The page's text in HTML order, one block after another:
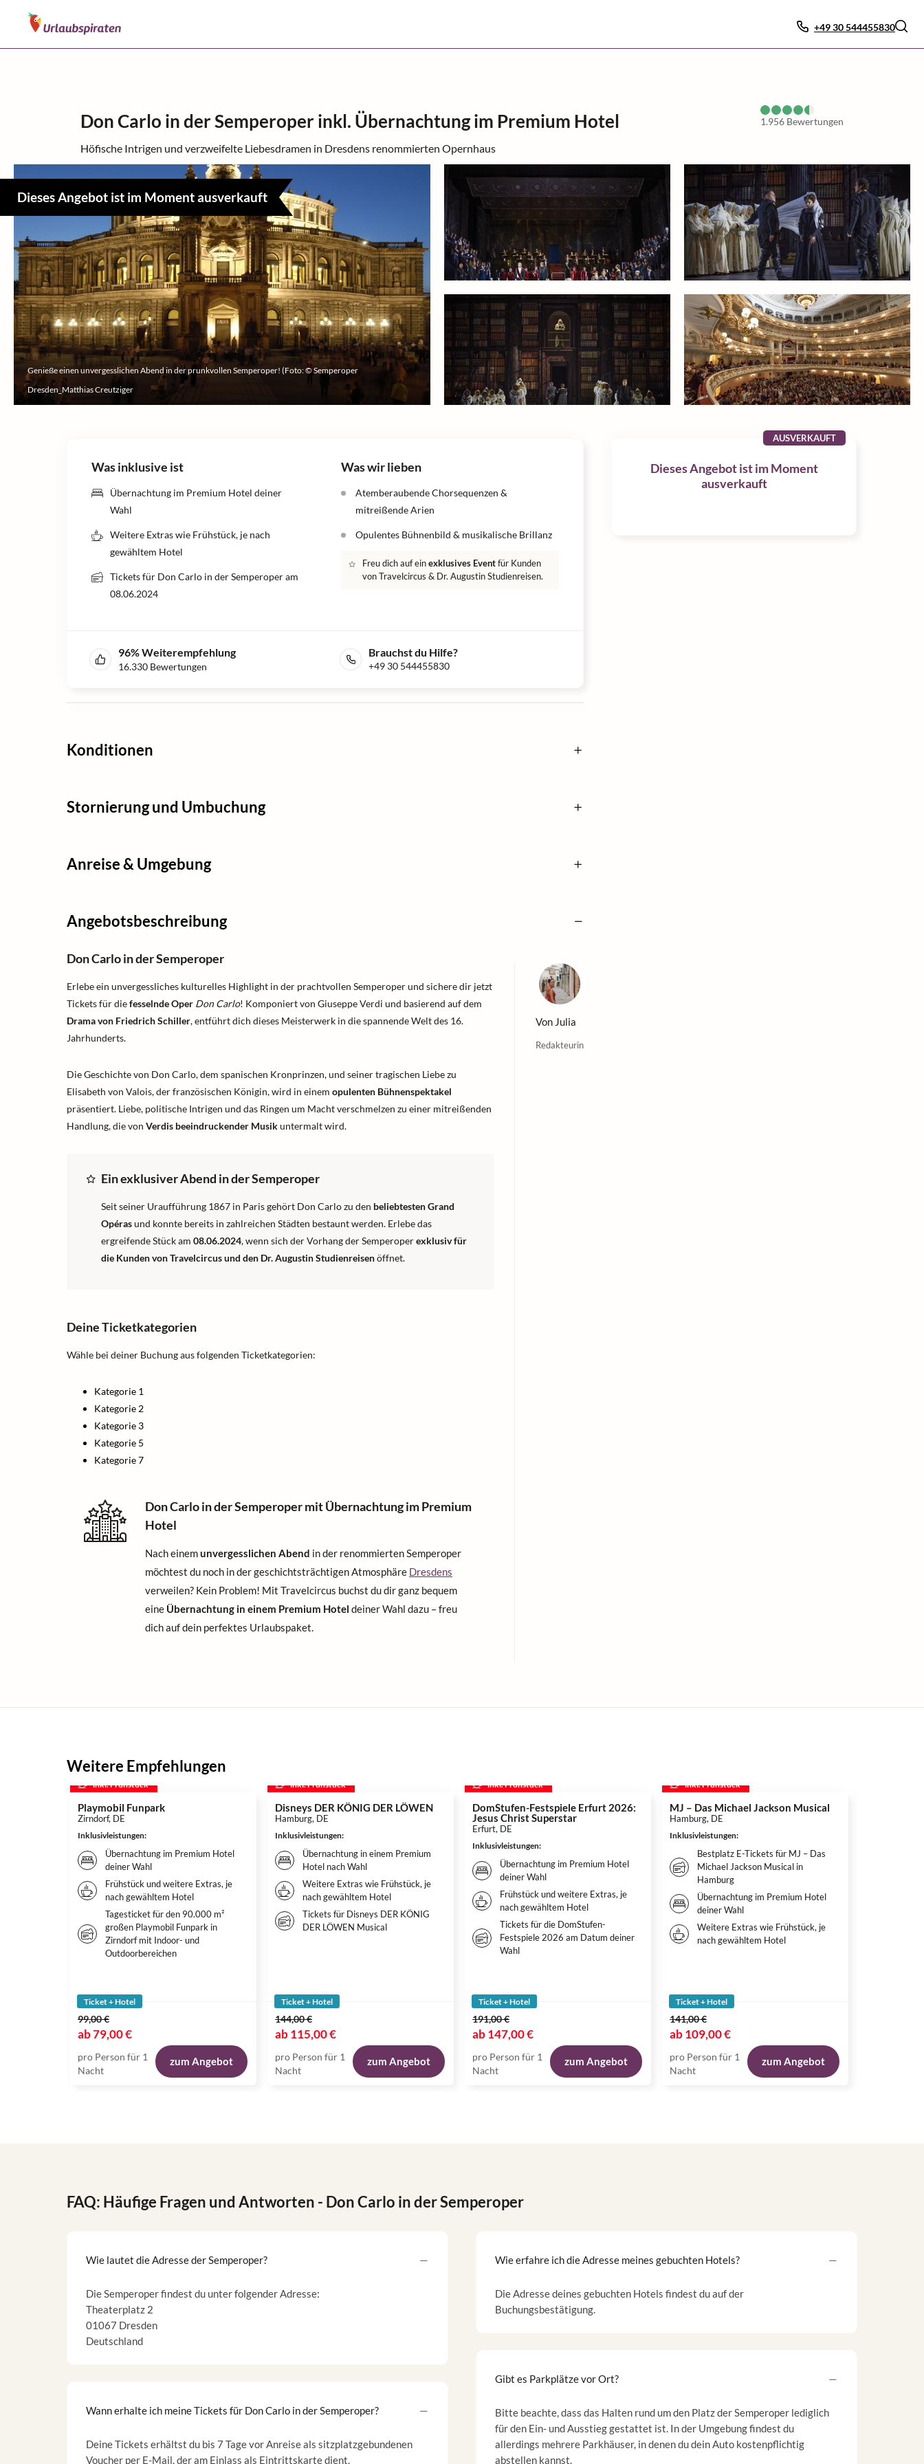
+49 30 544455830
Don Carlo in der Semperoper inkl. Übernachtung im Premium Hotel 1.956 Bewertungen
Höfische Intrigen und verzweifelte Liebesdramen in Dresdens renommierten Opernhaus
Dieses Angebot ist im Moment ausverkauft
Genieße einen unvergesslichen Abend in der prunkvollen Semperoper! (Foto: © Semperoper
Dresden_Matthias Creutziger
AUSVERKAUFT
Dieses Angebot ist im Moment
ausverkauft
Was inklusive ist
Übernachtung im Premium Hotel deiner
Wahl
Weitere Extras wie Frühstück, je nach
gewähltem Hotel
Tickets für Don Carlo in der Semperoper am
08.06.2024
Was wir lieben
Atemberaubende Chorsequenzen &
mitreißende Arien
Opulentes Bühnenbild & musikalische Brillanz
Freu dich auf einexklusives Eventfür Kunden
von Travelcircus & Dr. Augustin Studienreisen.
96%Weiterempfehlung
16.330 Bewertungen
Brauchst du Hilfe?
+49 30 544455830
Konditionen
Stornierung und Umbuchung
Anreise & Umgebung
Angebotsbeschreibung
Don Carlo in der Semperoper
Erlebe ein unvergessliches kulturelles Highlight in der prachtvollen Semperoper und sichere dir jetzt
Tickets für diefesselnde Oper Don Carlo! Komponiert von Giuseppe Verdi und basierend auf dem
Drama von Friedrich Schiller, entführt dich dieses Meisterwerk in die spannende Welt des 16.
Jahrhunderts.
Die Geschichte von Don Carlo, dem spanischen Kronprinzen, und seiner tragischen Liebe zu
Elisabeth von Valois, der französischen Königin, wird in einem opulenten Bühnenspektakel
präsentiert. Liebe, politische Intrigen und das Ringen um Macht verschmelzen zu einer mitreißenden
Handlung, die von Verdis beeindruckender Musikuntermalt wird.
Ein exklusiver Abend in der Semperoper
Seit seiner Uraufführung 1867 in Paris gehört Don Carlo zu den beliebtesten Grand
Opérasund konnte bereits in zahlreichen Städten bestaunt werden. Erlebe das
ergreifende Stück am 08.06.2024, wenn sich der Vorhang der Semperoperexklusiv für
die Kunden von Travelcircus und den Dr. Augustin Studienreisenöffnet.
Deine Ticketkategorien
Wähle bei deiner Buchung aus folgenden Ticketkategorien:
Kategorie 1
Kategorie 2
Kategorie 3
Kategorie 5
Kategorie 7
Don Carlo in der Semperoper mit Übernachtung im Premium
Hotel
Nach einemunvergesslichen Abend in der renommierten Semperoper
möchtest du noch in der geschichtsträchtigen Atmosphäre Dresdens
verweilen? Kein Problem! Mit Travelcircus buchst du dir ganz bequem
eine Übernachtung in einem Premium Hotel deiner Wahl dazu – freu
dich auf dein perfektes Urlaubspaket.
Von Julia
Redakteurin
Weitere Empfehlungen
inkl. Frühstück
Playmobil Funpark
Zirndorf, DE
Inklusivleistungen:
Übernachtung im Premium Hotel
deiner Wahl
Frühstück und weitere Extras, je
nach gewähltem Hotel
Tagesticket für den 90.000 m²
großen Playmobil Funpark in
Zirndorf mit Indoor- und
Outdoorbereichen
Ticket + Hotel
99,00 €
ab79,00 €
pro Person für 1
Nacht
zum Angebot
inkl. Frühstück
Disneys DER KÖNIG DER LÖWEN
Hamburg, DE
Inklusivleistungen:
Übernachtung in einem Premium
Hotel nach Wahl
Weitere Extras wie Frühstück, je
nach gewähltem Hotel
Tickets für Disneys DER KÖNIG
DER LÖWEN Musical
Ticket + Hotel
144,00 €
ab115,00 €
pro Person für 1
Nacht
zum Angebot
inkl. Frühstück
DomStufen-Festspiele Erfurt 2026:
Jesus Christ Superstar
Erfurt, DE
Inklusivleistungen:
Übernachtung im Premium Hotel
deiner Wahl
Frühstück und weitere Extras, je
nach gewähltem Hotel
Tickets für die DomStufen-
Festspiele 2026 am Datum deiner
Wahl
Ticket + Hotel
191,00 €
ab147,00 €
pro Person für 1
Nacht
zum Angebot
inkl. Frühstück
MJ – Das Michael Jackson Musical
Hamburg, DE
Inklusivleistungen:
Bestplatz E-Tickets für MJ – Das
Michael Jackson Musical in
Hamburg
Übernachtung im Premium Hotel
deiner Wahl
Weitere Extras wie Frühstück, je
nach gewähltem Hotel
Ticket + Hotel
141,00 €
ab109,00 €
pro Person für 1
Nacht
zum Angebot
FAQ: Häufige Fragen und Antworten - Don Carlo in der Semperoper
Wie lautet die Adresse der Semperoper?
Die Semperoper findest du unter folgender Adresse:
Theaterplatz 2
01067 Dresden
Deutschland
Wann erhalte ich meine Tickets für Don Carlo in der Semperoper?
Deine Tickets erhältst du bis 7 Tage vor Anreise als sitzplatzgebundenen
Voucher per E-Mail, der am Einlass als Eintrittskarte dient.
Wie erfahre ich die Adresse meines gebuchten Hotels?
Die Adresse deines gebuchten Hotels findest du auf der
Buchungsbestätigung.
Gibt es Parkplätze vor Ort?
Bitte beachte, dass das Halten rund um den Platz der Semperoper lediglich
für den Ein- und Ausstieg gestattet ist. In der Umgebung findest du
allerdings mehrere Parkhäuser, in denen du dein Auto kostenpflichtig
abstellen kannst.